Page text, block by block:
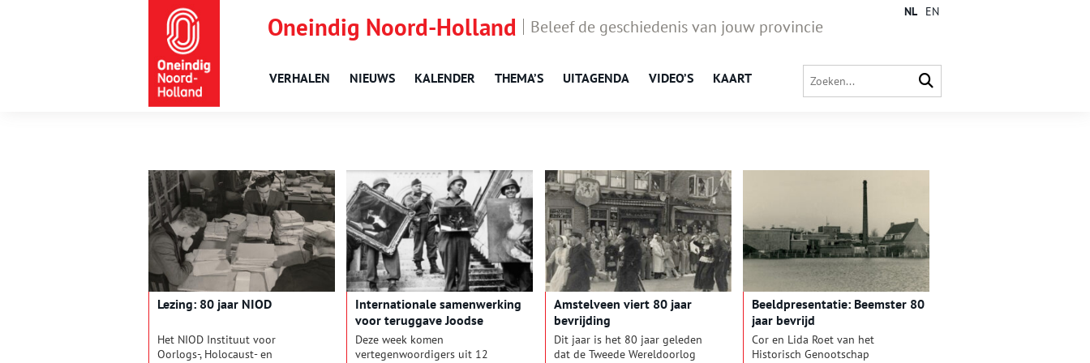
Oneindig Noord-Holland Beleef de geschiedenis van jouw provincie
VERHALEN NIEUWS KALENDER THEMA’S UITAGENDA VIDEO’S KAART
NL EN
Lezing: 80 jaar NIOD
Het NIOD Instituut voor
Oorlogs-, Holocaust- en
Internationale samenwerking
voor teruggave Joodse
roofkunst
Deze week komen
vertegenwoordigers uit 12
Amstelveen viert 80 jaar
bevrijding
Dit jaar is het 80 jaar geleden
dat de Tweede Wereldoorlog
Beeldpresentatie: Beemster 80
jaar bevrijd
Cor en Lida Roet van het
Historisch Genootschap